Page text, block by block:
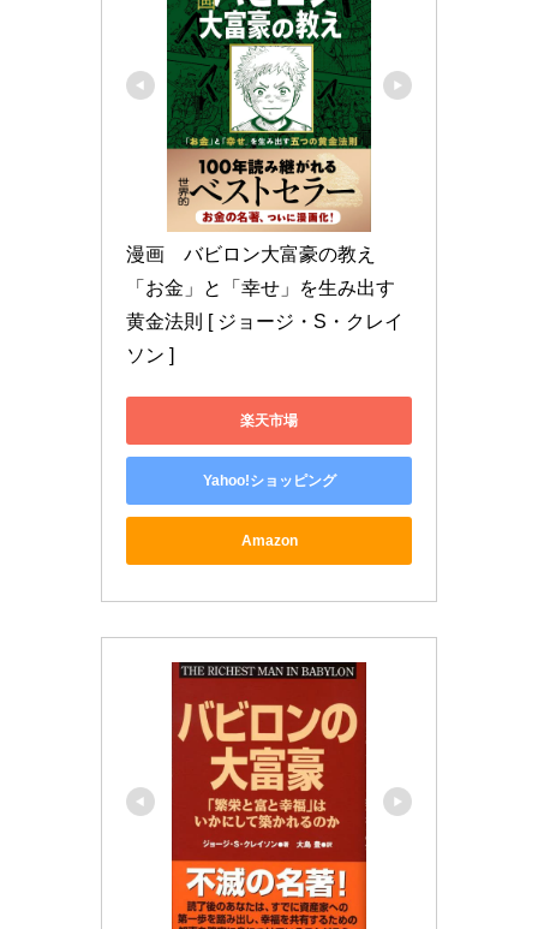
漫画　バビロン大富豪の教え
「お金」と「幸せ」を生み出す
黄金法則 [ ジョージ・S・クレイ
ソン ]
楽天市場
Yahoo!ショッピング
Amazon